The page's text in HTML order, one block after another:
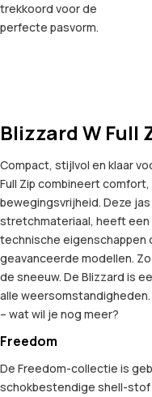
trekkoord voor de
perfecte pasvorm.
Blizzard W Full
Compact, stijlvol en klaar
Full Zip combineert
bewegingsvrijheid. Deze
stretchmateriaal, heeft een
technische
geavanceerde modellen.
de sneeuw. De Blizzard is
alle
– wat wil je nog meer?
Freedom
De Freedom-collectie is
schokbestendige shell-